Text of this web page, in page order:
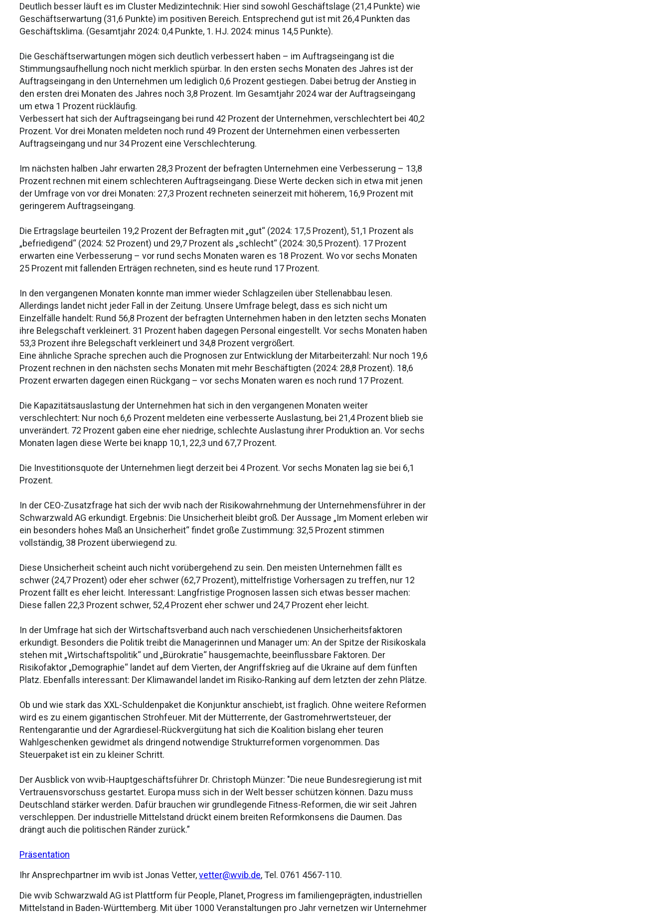
Deutlich besser läuft es im Cluster Medizintechnik: Hier sind sowohl Geschäftslage (21,4 Punkte) wie
Geschäftserwartung (31,6 Punkte) im positiven Bereich. Entsprechend gut ist mit 26,4 Punkten das
Geschäftsklima. (Gesamtjahr 2024: 0,4 Punkte, 1. HJ. 2024: minus 14,5 Punkte).
Die Geschäftserwartungen mögen sich deutlich verbessert haben – im Auftragseingang ist die
Stimmungsaufhellung noch nicht merklich spürbar. In den ersten sechs Monaten des Jahres ist der
Auftragseingang in den Unternehmen um lediglich 0,6 Prozent gestiegen. Dabei betrug der Anstieg in
den ersten drei Monaten des Jahres noch 3,8 Prozent. Im Gesamtjahr 2024 war der Auftragseingang
um etwa 1 Prozent rückläufig.
Verbessert hat sich der Auftragseingang bei rund 42 Prozent der Unternehmen, verschlechtert bei 40,2
Prozent. Vor drei Monaten meldeten noch rund 49 Prozent der Unternehmen einen verbesserten
Auftragseingang und nur 34 Prozent eine Verschlechterung.
Im nächsten halben Jahr erwarten 28,3 Prozent der befragten Unternehmen eine Verbesserung – 13,8
Prozent rechnen mit einem schlechteren Auftragseingang. Diese Werte decken sich in etwa mit jenen
der Umfrage von vor drei Monaten: 27,3 Prozent rechneten seinerzeit mit höherem, 16,9 Prozent mit
geringerem Auftragseingang.
Die Ertragslage beurteilen 19,2 Prozent der Befragten mit „gut“ (2024: 17,5 Prozent), 51,1 Prozent als
„befriedigend“ (2024: 52 Prozent) und 29,7 Prozent als „schlecht“ (2024: 30,5 Prozent). 17 Prozent
erwarten eine Verbesserung – vor rund sechs Monaten waren es 18 Prozent. Wo vor sechs Monaten
25 Prozent mit fallenden Erträgen rechneten, sind es heute rund 17 Prozent.
In den vergangenen Monaten konnte man immer wieder Schlagzeilen über Stellenabbau lesen.
Allerdings landet nicht jeder Fall in der Zeitung. Unsere Umfrage belegt, dass es sich nicht um
Einzelfälle handelt: Rund 56,8 Prozent der befragten Unternehmen haben in den letzten sechs Monaten
ihre Belegschaft verkleinert. 31 Prozent haben dagegen Personal eingestellt. Vor sechs Monaten haben
53,3 Prozent ihre Belegschaft verkleinert und 34,8 Prozent vergrößert.
Eine ähnliche Sprache sprechen auch die Prognosen zur Entwicklung der Mitarbeiterzahl: Nur noch 19,6
Prozent rechnen in den nächsten sechs Monaten mit mehr Beschäftigten (2024: 28,8 Prozent). 18,6
Prozent erwarten dagegen einen Rückgang – vor sechs Monaten waren es noch rund 17 Prozent.
Die Kapazitätsauslastung der Unternehmen hat sich in den vergangenen Monaten weiter
verschlechtert: Nur noch 6,6 Prozent meldeten eine verbesserte Auslastung, bei 21,4 Prozent blieb sie
unverändert. 72 Prozent gaben eine eher niedrige, schlechte Auslastung ihrer Produktion an. Vor sechs
Monaten lagen diese Werte bei knapp 10,1, 22,3 und 67,7 Prozent.
Die Investitionsquote der Unternehmen liegt derzeit bei 4 Prozent. Vor sechs Monaten lag sie bei 6,1
Prozent.
In der CEO-Zusatzfrage hat sich der wvib nach der Risikowahrnehmung der Unternehmensführer in der
Schwarzwald AG erkundigt. Ergebnis: Die Unsicherheit bleibt groß. Der Aussage „Im Moment erleben wir
ein besonders hohes Maß an Unsicherheit“ findet große Zustimmung: 32,5 Prozent stimmen
vollständig, 38 Prozent überwiegend zu.
Diese Unsicherheit scheint auch nicht vorübergehend zu sein. Den meisten Unternehmen fällt es
schwer (24,7 Prozent) oder eher schwer (62,7 Prozent), mittelfristige Vorhersagen zu treffen, nur 12
Prozent fällt es eher leicht. Interessant: Langfristige Prognosen lassen sich etwas besser machen:
Diese fallen 22,3 Prozent schwer, 52,4 Prozent eher schwer und 24,7 Prozent eher leicht.
In der Umfrage hat sich der Wirtschaftsverband auch nach verschiedenen Unsicherheitsfaktoren
erkundigt. Besonders die Politik treibt die Managerinnen und Manager um: An der Spitze der Risikoskala
stehen mit „Wirtschaftspolitik“ und „Bürokratie“ hausgemachte, beeinflussbare Faktoren. Der
Risikofaktor „Demographie“ landet auf dem Vierten, der Angriffskrieg auf die Ukraine auf dem fünften
Platz. Ebenfalls interessant: Der Klimawandel landet im Risiko-Ranking auf dem letzten der zehn Plätze.
Ob und wie stark das XXL-Schuldenpaket die Konjunktur anschiebt, ist fraglich. Ohne weitere Reformen
wird es zu einem gigantischen Strohfeuer. Mit der Mütterrente, der Gastromehrwertsteuer, der
Rentengarantie und der Agrardiesel-Rückvergütung hat sich die Koalition bislang eher teuren
Wahlgeschenken gewidmet als dringend notwendige Strukturreformen vorgenommen. Das
Steuerpaket ist ein zu kleiner Schritt.
Der Ausblick von wvib-Hauptgeschäftsführer Dr. Christoph Münzer: "Die neue Bundesregierung ist mit
Vertrauensvorschuss gestartet. Europa muss sich in der Welt besser schützen können. Dazu muss
Deutschland stärker werden. Dafür brauchen wir grundlegende Fitness-Reformen, die wir seit Jahren
verschleppen. Der industrielle Mittelstand drückt einem breiten Reformkonsens die Daumen. Das
drängt auch die politischen Ränder zurück.”
Präsentation
Ihr Ansprechpartner im wvib ist Jonas Vetter,vetter@wvib.de, Tel. 0761 4567-110.
Die wvib Schwarzwald AG ist Plattform für People, Planet, Progress im familiengeprägten, industriellen
Mittelstand in Baden-Württemberg. Mit über 1000 Veranstaltungen pro Jahr vernetzen wir Unternehmer